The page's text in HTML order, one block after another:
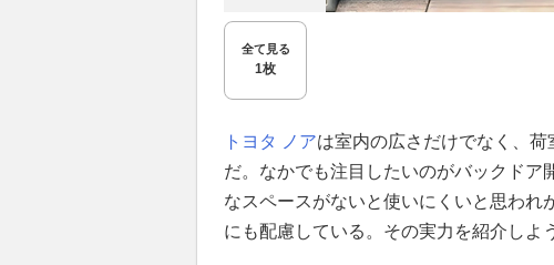
全て見る
1枚
トヨタ ノアは室内の広さだけでなく、
だ。なかでも注目したいのがバックドア
なスペースがないと使いにくいと思われ
にも配慮している。その実力を紹介しよ